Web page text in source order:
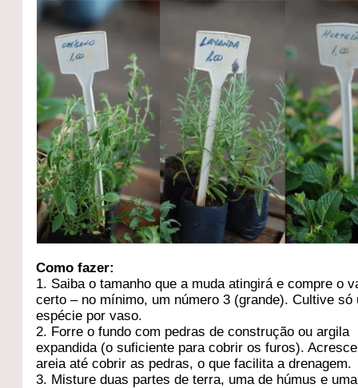
Como fazer:
1. Saiba o tamanho que a muda atingirá e compre o
certo – no mínimo, um número 3 (grande). Cultive só
espécie por vaso.
2. Forre o fundo com pedras de construção ou argila
expandida (o suficiente para cobrir os furos).
areia até cobrir as pedras, o que facilita a drenagem.
3. Misture duas partes de terra, uma de húmus e